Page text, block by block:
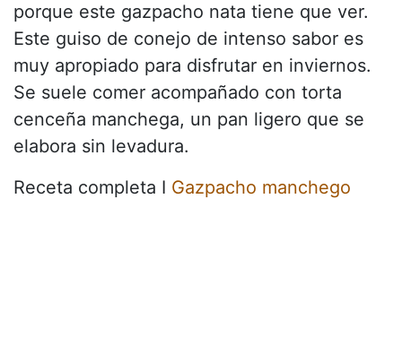
porque este gazpacho nata tiene que ver.
Este guiso de conejo de intenso sabor es
muy apropiado para disfrutar en inviernos.
Se suele comer acompañado con torta
cenceña manchega, un pan ligero que se
elabora sin levadura.
Receta completa I Gazpacho manchego